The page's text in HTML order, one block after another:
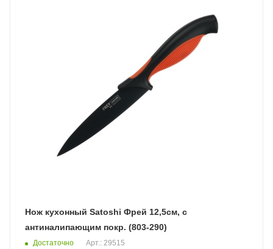
Нож кухонный Satoshi Фрей 12,5см, с
антиналипающим покр. (803-290)
Достаточно Арт.: 29515